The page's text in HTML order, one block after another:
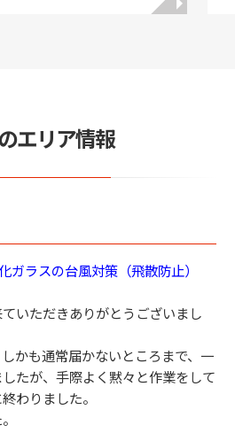
◥
エリア情報
ガラスの台風対策（飛散防止）
いただきありがとうございまし
かも通常届かないところまで、一
たが、手際よく黙々と作業をして
わりました。